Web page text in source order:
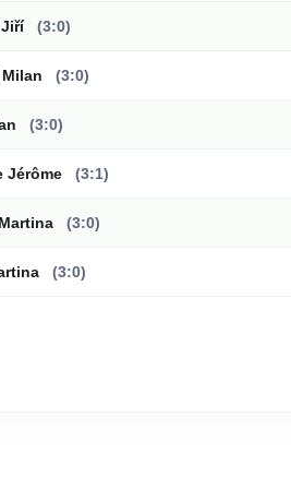
(3:0)
(3:0)
(3:0)
Jérôme (3:1)
(3:0)
(3:0)